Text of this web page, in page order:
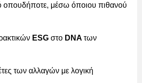
μέσω όποιου πιθανού
ESG στο DNA των
των αλλαγών με λογική